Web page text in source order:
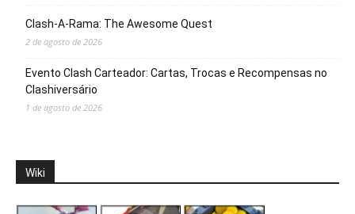
Clash-A-Rama: The Awesome Quest
2 de agosto de 2026
Evento Clash Carteador: Cartas, Trocas e Recompensas no
Clashiversário
1 de agosto de 2026
Wiki